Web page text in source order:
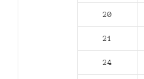
20
21
24